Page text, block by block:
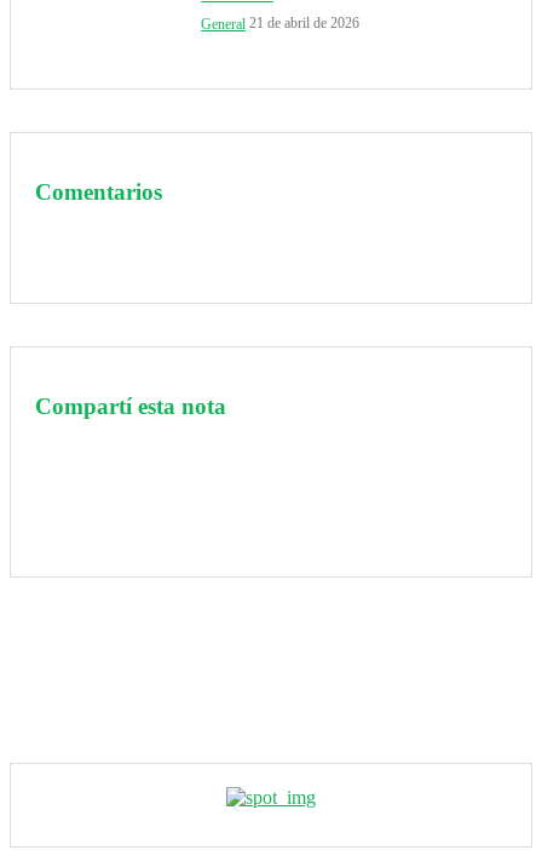
General 21 de abril de 2026
Comentarios
Compartí esta nota